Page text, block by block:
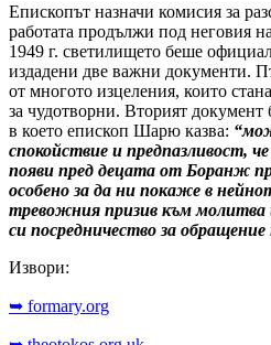
Епископът назначи комисия за
работата продължи под неговия
1949 г. светилището беше
издадени две важни документи.
от многото изцеления, които
за чудотворни. Вторият документ
в което епископ Шарю казва:
спокойствие и предпазливост,
появи пред децата от Боранж
особено за да ни покаже в
тревожния призив към
си посредничество за
Извори:
➥ formary.org